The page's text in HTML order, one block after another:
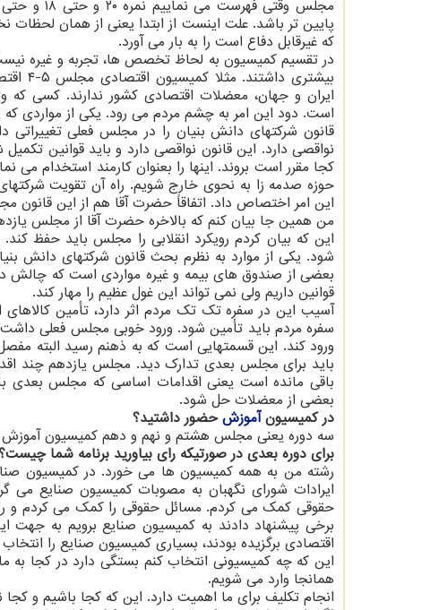
پایین تر باشد. علت اینست از ابتدا یعنی از همان
که غیرقابل دفاع است را به بار می آورد.
در تقسیم کمیسیون به لحاظ تخصص ها، تجربه و غیره
بیشتری داشتند. مثلا کمیسیون اقتصادی مجلس ۵-۴ اقتصاددان بیشتر ندارد و مابقی اصلاً تحلیل درستی از مسائل کلان
ایران و جهان، معضلات اقتصادی کشور ندارند. کسی
است. دود این امر به چشم مردم می رود. یکی از مواردی
قانون شرکتهای دانش بنیان را در مجلس فعلی تغییراتی
نواقصی دارد. این قانون نواقصی دارد و باید قوانین
کجا مقرر است بروند. اینها را بعنوان کارمند استخدام می
حوزه صدمه زا به نحوی خارج شویم. راه آن تقویت
این امر اختصاص داد. اتفاقاً حضرت آقا هم از این قانون
من همین جا بیان کنم که بالاخره حضرت آقا از مجلس
این که بیان کردم رویکرد انقلابی را مجلس باید حفظ
شود. یکی از موارد به نظرم بحث قانون شرکتهای دانش
بعضی از صندوق های بیمه و غیره مواردی است که چالش
قوانین داریم ولی نمی تواند این غول عظیم را مهار کند.
سفره مردم باید تأمین شود. ورود خوبی مجلس فعلی
ورود کند. این قسمتهایی است که به ذهنم رسید البته
باقی مانده است یعنی اقدامات اساسی که مجلس بعدی
بعضی از معضلات حل شود.
در کمیسیونآموزشحضور داشتید؟
سه دوره یعنی مجلس هشتم و نهم و دهم کمیسیون آموزش
برای دوره بعدی در صورتیکه رای بیاورید برنامه شما
رشته من به همه کمیسیون ها می خورد. در کمیسیون
ایرادات شورای نگهبان به مصوبات کمیسیون صنایع
حقوقی کمک می کردم. مسائل حقوقی را کمک می کردم و
برخی پیشنهاد دادند به کمیسیون صنایع برویم به جهت
اقتصادی برگزیده بودند، بسیاری کمیسیون صنایع را
این که چه کمیسیونی انتخاب کنم بستگی دارد در کجا به
همانجا وارد می شویم.
انجام تکلیف برای ما اهمیت دارد. این که کجا باشیم و